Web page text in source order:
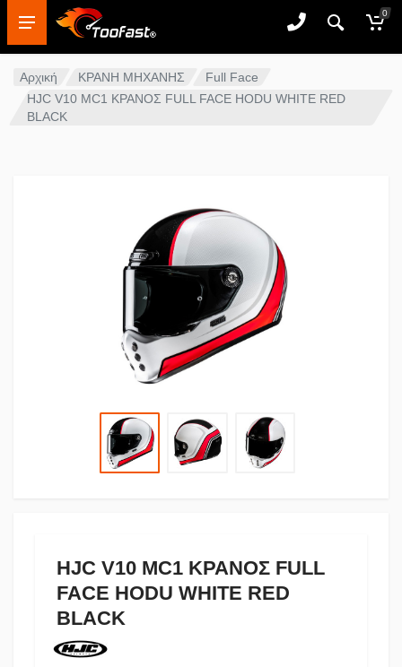
0
Αρχική ΚΡΑΝΗ ΜΗΧΑΝΗΣ
Full Face
HJC V10 MC1 ΚΡΑΝΟΣ FULL FACE HODU WHITE RED
BLACK
HJC V10 MC1 ΚΡΑΝΟΣ FULL
FACE HODU WHITE RED
BLACK